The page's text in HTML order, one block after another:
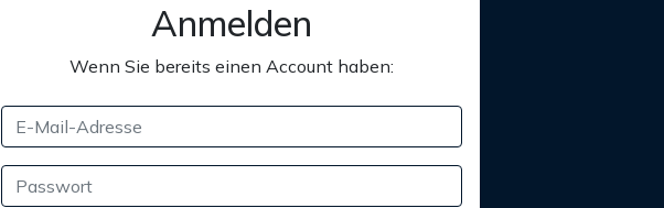
Anmelden
Wenn Sie bereits einen Account haben: